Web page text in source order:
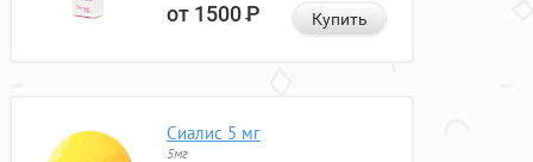
от 1500Р Купить
Сиалис 5 мг
5мг